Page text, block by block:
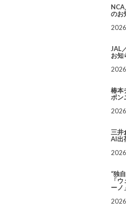
のお
JAL
お知
椿本
ボン
三井
AI出
“独
「
ーノ